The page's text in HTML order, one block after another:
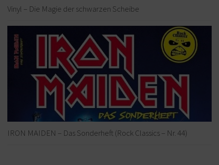
Vinyl – Die Magie der schwarzen Scheibe
IRON MAIDEN – Das Sonderheft (Rock Classics – Nr. 44)